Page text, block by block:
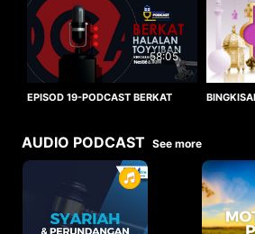
58:05
EPISOD 19-PODCAST BERKAT
AUDIO PODCAST See more